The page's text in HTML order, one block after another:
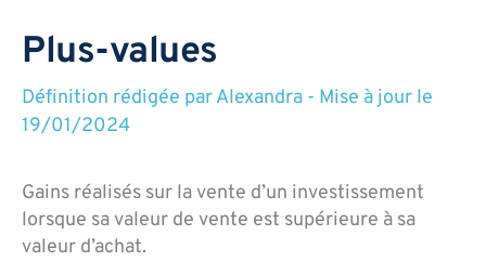
Plus-values
Définition rédigée parAlexandra - Mise à jour le
19/01/2024
Gains réalisés sur la vente d’un investissement
lorsque sa valeur de vente est supérieure à sa
valeur d’achat.